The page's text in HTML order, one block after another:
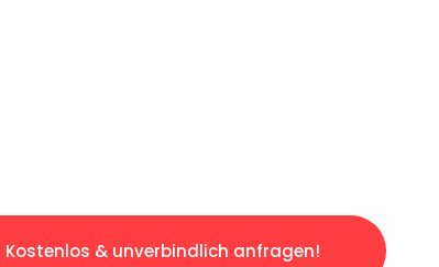
Kostenlos & unverbindlich anfragen!